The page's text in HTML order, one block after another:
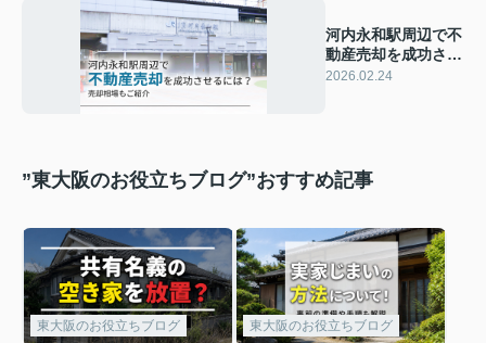
河内永和駅周辺で不
動産売却を成功させ
るには？売却相場も
2026.02.24
”東大阪のお役立ちブログ”おすすめ記事
東大阪のお役立ちブログ 東大阪のお役立ちブログ